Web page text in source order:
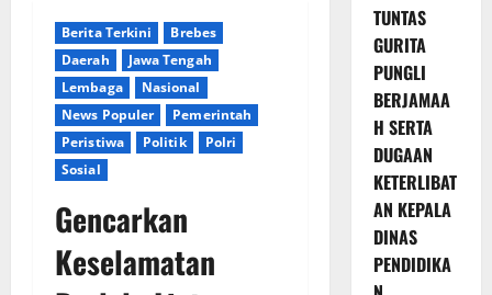
Berita Terkini
Brebes
Daerah
Jawa Tengah
Lembaga
Nasional
News Populer
Pemerintah
Peristiwa
Politik
Polri
Sosial
Gencarkan
Keselamatan
TUNTAS
GURITA
PUNGLI
BERJAMAA
H SERTA
DUGAAN
KETERLIBAT
AN KEPALA
DINAS
PENDIDIKA